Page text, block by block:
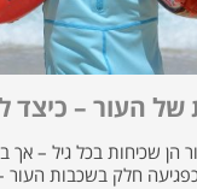
העור – כיצד
שכיחות בכל גיל – אך
חלק בשכבות העור